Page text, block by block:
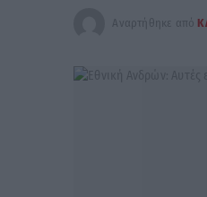
Αναρτήθηκε από